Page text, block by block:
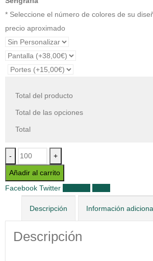
* Seleccione el número de colores de su
precio aproximado
Total del producto
Total de las opciones
Total
- +
Añadir al carrito
Facebook Twitter
Descripción Información
Descripción